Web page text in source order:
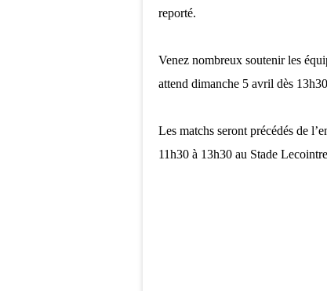
reporté.
Venez nombreux soutenir les
attend dimanche 5 avril dès
Les matchs seront précédés de
11h30 à 13h30 au Stade